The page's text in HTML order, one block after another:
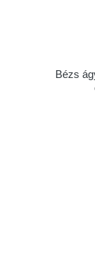
Bézs